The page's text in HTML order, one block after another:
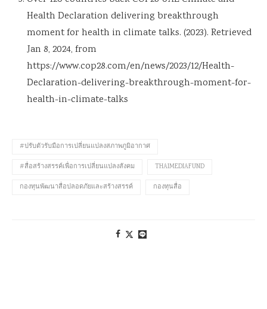
Health Declaration delivering breakthrough
moment for health in climate talks. (2023). Retrieved
Jan 8, 2024, from
https://www.cop28.com/en/news/2023/12/Health-
Declaration-delivering-breakthrough-moment-for-
health-in-climate-talks
#ปรับตัวรับมือการเปลี่ยนแปลงสภาพภูมิอากาศ
#สื่อสร้างสรรค์เพื่อการเปลี่ยนแปลงสังคม THAIMEDIAFUND
กองทุนพัฒนาสื่อปลอดภัยและสร้างสรรค์ กองทุนสื่อ